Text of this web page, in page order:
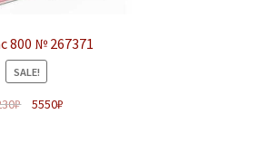
800 № 267371
SALE!
₽ 5550₽